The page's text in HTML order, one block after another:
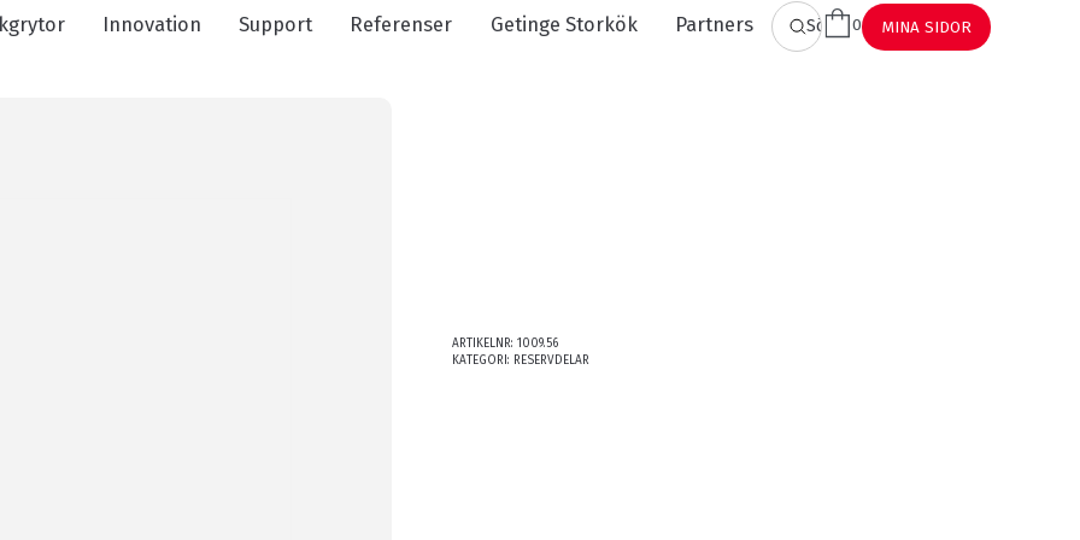
Innovation Support Referenser Getinge Storkök Partners SÖK
0 MINA SIDOR
ARTIKELNR: 1009.56
KATEGORI: RESERVDELAR